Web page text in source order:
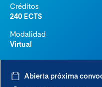
Créditos
240 ECTS
Modalidad
Virtual
Abierta próxima